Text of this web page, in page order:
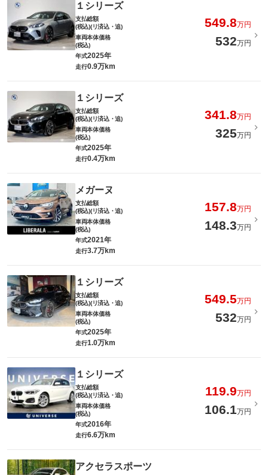
１シリーズ
支払総額
(税込)(リ済込・追)
549.8万円
車両本体価格
(税込)
532万円
年式2025年
走行0.9万km
１シリーズ
支払総額
(税込)(リ済込・追)
341.8万円
車両本体価格
(税込)
325万円
年式2025年
走行0.4万km
メガーヌ
支払総額
(税込)(リ済込・追)
157.8万円
車両本体価格
(税込)
148.3万円
年式2021年
走行3.7万km
１シリーズ
支払総額
(税込)(リ済込・追)
549.5万円
車両本体価格
(税込)
532万円
年式2025年
走行1.0万km
１シリーズ
支払総額
(税込)(リ済込・追)
119.9万円
車両本体価格
(税込)
106.1万円
年式2016年
走行6.6万km
アクセラスポーツ